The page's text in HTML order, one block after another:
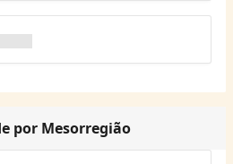
por Mesorregião